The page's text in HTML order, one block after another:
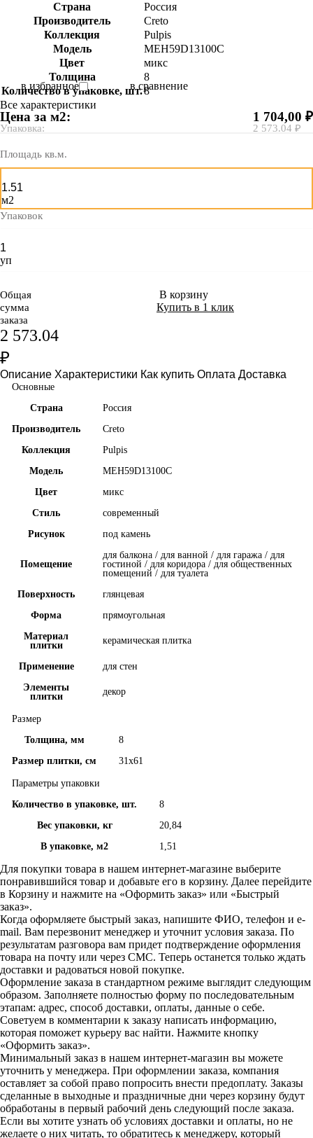
Страна
Россия
Производитель
Creto
Коллекция
Pulpis
Модель
MEH59D13100C
Цвет
микс
Толщина
8
Количество в упаковке, шт.8
Все характеристики
в избранное в сравнение
Цена за м2:
Упаковка:
1 704,00 ₽
2 573.04 ₽
Площадь кв.м.
м2
Упаковок
уп
Общая
сумма
заказа
2 573.04
₽
В корзину
Купить в 1 клик
Описание Характеристики Как купить Оплата Доставка
Основные
Страна
Россия
Производитель
Creto
Коллекция
Pulpis
Модель
MEH59D13100C
Цвет
микс
Стиль
современный
Рисунок
под камень
Помещение
для балкона / для ванной / для гаража / для
гостиной / для коридора / для общественных
помещений / для туалета
Поверхность
глянцевая
Форма
прямоугольная
Материал
плитки
керамическая плитка
Применение
для стен
Элементы
плитки
декор
Размер
Толщина, мм
8
Размер плитки, см
31x61
Параметры упаковки
Количество в упаковке, шт.
8
Вес упаковки, кг
20,84
В упаковке, м2
1,51
Для покупки товара в нашем интернет-магазине выберите
понравившийся товар и добавьте его в корзину. Далее перейдите
в Корзину и нажмите на «Оформить заказ» или «Быстрый
заказ».
Когда оформляете быстрый заказ, напишите ФИО, телефон и e-
mail. Вам перезвонит менеджер и уточнит условия заказа. По
результатам разговора вам придет подтверждение оформления
товара на почту или через СМС. Теперь останется только ждать
доставки и радоваться новой покупке.
Оформление заказа в стандартном режиме выглядит следующим
образом. Заполняете полностью форму по последовательным
этапам: адрес, способ доставки, оплаты, данные о себе.
Советуем в комментарии к заказу написать информацию,
которая поможет курьеру вас найти. Нажмите кнопку
«Оформить заказ».
Минимальный заказ в нашем интернет-магазин вы можете
уточнить у менеджера. При оформлении заказа, компания
оставляет за собой право попросить внести предоплату. Заказы
сделанные в выходные и праздничные дни через корзину будут
обработаны в первый рабочий день следующий после заказа.
Если вы хотите узнать об условиях доставки и оплаты, но не
желаете о них читать, то обратитесь к менеджеру, который